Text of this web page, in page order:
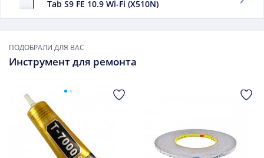
Заменить данный элемент придется, если:
он вздулся.
Tab S9 FE 10.9 Wi-Fi (X510N)
ПОДОБРАЛИ ДЛЯ ВАС
Инструмент для ремонта